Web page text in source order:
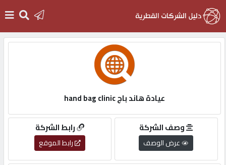
التسجيل
English
عيادة هاند باج hand bag clinic
رابط الشركة
رابط الموقع
وصف الشركة
عرض الوصف